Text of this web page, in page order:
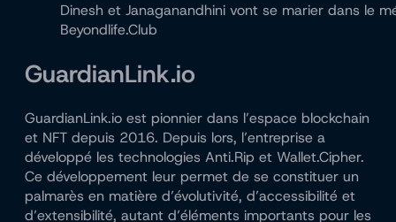
Dinesh et Janaganandhini vont se marier dans le
Beyondlife.Club
GuardianLink.io
GuardianLink.io est pionnier dans l’espace blockchain
et NFT depuis 2016. Depuis lors, l’entreprise a
développé les technologies Anti.Rip et Wallet.Cipher.
Ce développement leur permet de se constituer un
palmarès en matière d’évolutivité, d’accessibilité et
d’extensibilité, autant d’éléments importants pour les